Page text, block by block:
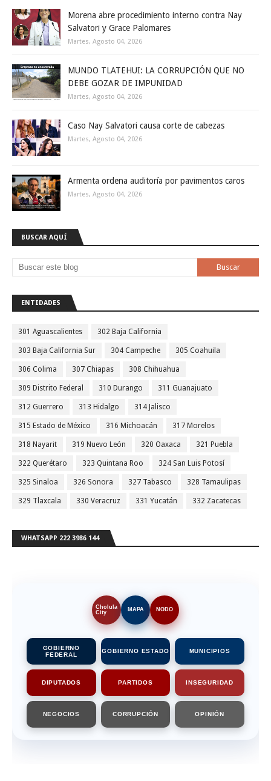
Morena abre procedimiento interno contra Nay
Salvatori y Grace Palomares
Martes, Agosto 04, 2026
MUNDO TLATEHUI: LA CORRUPCIÓN QUE NO
DEBE GOZAR DE IMPUNIDAD
Martes, Agosto 04, 2026
Caso Nay Salvatori causa corte de cabezas
Martes, Agosto 04, 2026
Armenta ordena auditoría por pavimentos caros
Martes, Agosto 04, 2026
BUSCAR AQUÍ
ENTIDADES
301 Aguascalientes 302 Baja California
303 Baja California Sur 304 Campeche 305 Coahuila
306 Colima 307 Chiapas 308 Chihuahua
309 Distrito Federal 310 Durango 311 Guanajuato
312 Guerrero 313 Hidalgo 314 Jalisco
315 Estado de México 316 Michoacán 317 Morelos
318 Nayarit 319 Nuevo León 320 Oaxaca 321 Puebla
322 Querétaro 323 Quintana Roo 324 San Luis Potosí
325 Sinaloa 326 Sonora 327 Tabasco 328 Tamaulipas
329 Tlaxcala 330 Veracruz 331 Yucatán 332 Zacatecas
WHATSAPP 222 3986 144
Cholula
City
MAPA NODO
GOBIERNO
FEDERAL
GOBIERNO ESTADO MUNICIPIOS
DIPUTADOS PARTIDOS INSEGURIDAD
NEGOCIOS CORRUPCIÓN OPINIÓN